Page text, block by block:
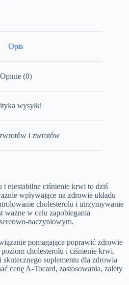
Opis
Opinie (0)
wysyłki
i zwrotów
i niestabilne ciśnienie krwi to dziś
wpływające na zdrowie układu
cholesterolu i utrzymywanie
ważne w celu zapobiegania
naczyniowym.
pomagające poprawić zdrowie
cholesterolu i ciśnienie krwi.
skutecznego suplementu dla zdrowia
cenę A-Tocard, zastosowania, zalety